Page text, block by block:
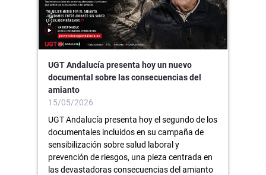
UGT Andalucía presenta hoy un nuevo
documental sobre las consecuencias del
amianto
15/05/2026
UGT Andalucía presenta hoy el segundo de los
documentales incluidos en su campaña de
sensibilización sobre salud laboral y
prevención de riesgos, una pieza centrada en
las devastadoras consecuencias del amianto